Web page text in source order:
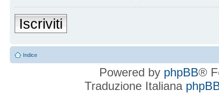
Iscriviti
Indice
Powered by phpBB®
Traduzione Italiana